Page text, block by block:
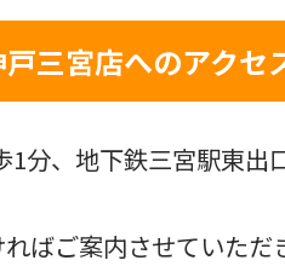
三宮店へのアクセ
分、地下鉄三宮駅東出
ばご案内させていただ